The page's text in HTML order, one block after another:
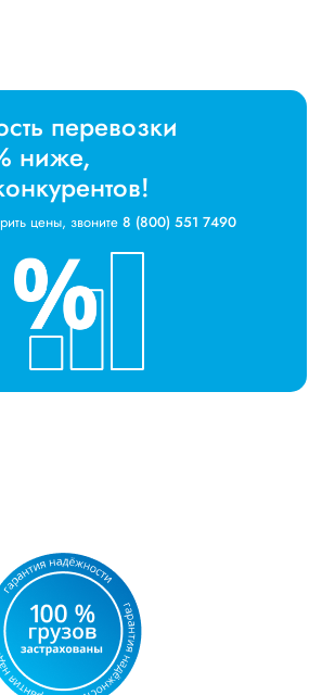
перевозки
ниже,
цены, звоните 8 (800) 551 7490